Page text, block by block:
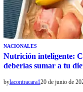
NACIONALES
Nutrición inteligente:
deberías sumar a tu
bylacontracara120 de junio de